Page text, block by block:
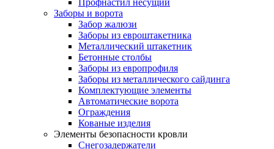
Профнастил несущий
Заборы и ворота
Забор жалюзи
Заборы из евроштакетника
Металлический штакетник
Бетонные столбы
Заборы из европрофиля
Заборы из металлического сайдинга
Комплектующие элементы
Автоматические ворота
Ограждения
Кованые изделия
Элементы безопасности кровли
Снегозадержатели